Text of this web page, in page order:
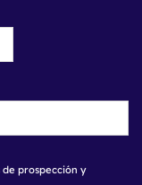
prospección y